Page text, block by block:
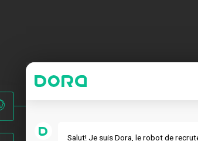
Salut! Je suis Dora, le robot de